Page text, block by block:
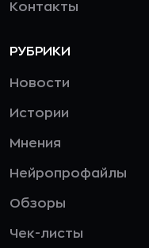
Контакты
РУБРИКИ
Новости
Истории
Мнения
Нейропрофайлы
Обзоры
Чек-листы